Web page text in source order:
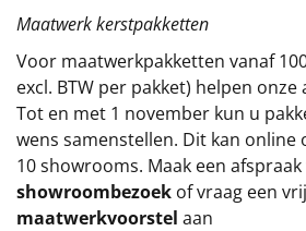
Per stuk
Alle overige
Maatwerk kerstpakketten
Voor maatwerkpakketten vanaf
excl. BTW per pakket) helpen onze
Tot en met 1 november kun u
wens samenstellen. Dit kan online
10 showrooms. Maak een
showroombezoek of vraag een
maatwerkvoorstel aan